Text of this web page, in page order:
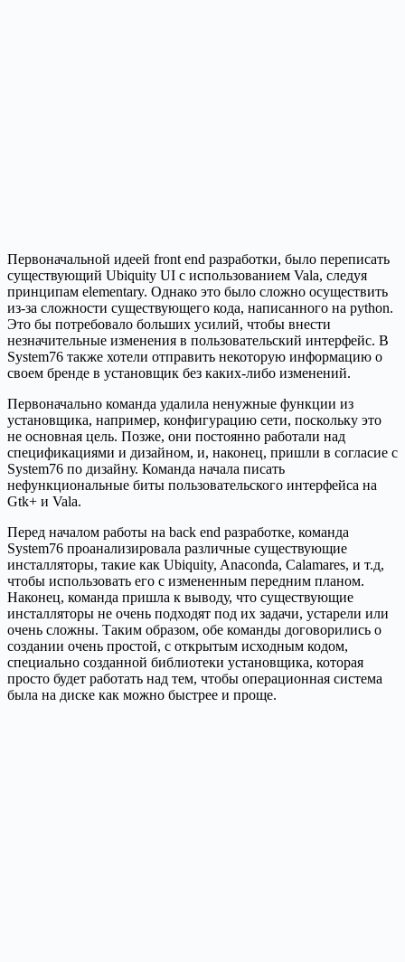
Первоначальной идеей front end разработки, было переписать
существующий Ubiquity UI с использованием Vala, следуя
принципам elementary. Однако это было сложно осуществить
из-за сложности существующего кода, написанного на python.
Это бы потребовало больших усилий, чтобы внести
незначительные изменения в пользовательский интерфейс. В
System76 также хотели отправить некоторую информацию о
своем бренде в установщик без каких-либо изменений.
Первоначально команда удалила ненужные функции из
установщика, например, конфигурацию сети, поскольку это
не основная цель. Позже, они постоянно работали над
спецификациями и дизайном, и, наконец, пришли в согласие с
System76 по дизайну. Команда начала писать
нефункциональные биты пользовательского интерфейса на
Gtk+ и Vala.
Перед началом работы на back end разработке, команда
System76 проанализировала различные существующие
инсталляторы, такие как Ubiquity, Anaconda, Calamares, и т.д,
чтобы использовать его с измененным передним планом.
Наконец, команда пришла к выводу, что существующие
инсталляторы не очень подходят под их задачи, устарели или
очень сложны. Таким образом, обе команды договорились о
создании очень простой, с открытым исходным кодом,
специально созданной библиотеки установщика, которая
просто будет работать над тем, чтобы операционная система
была на диске как можно быстрее и проще.